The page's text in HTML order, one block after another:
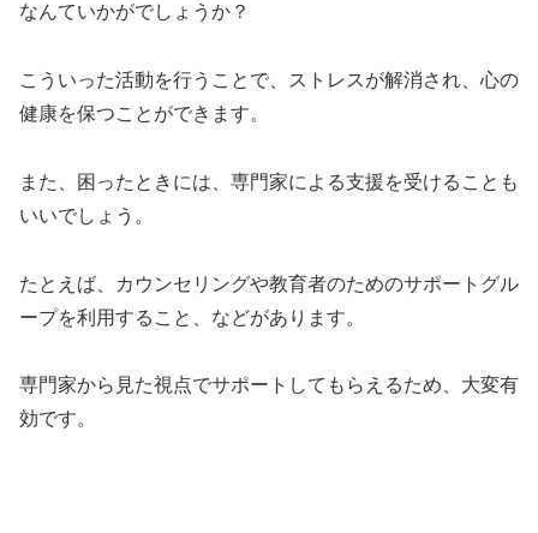
なんていかがでしょうか？
こういった活動を行うことで、ストレスが解消され、心の
健康を保つことができます。
また、困ったときには、専門家による支援を受けることも
いいでしょう。
たとえば、カウンセリングや教育者のためのサポートグル
ープを利用すること、などがあります。
専門家から見た視点でサポートしてもらえるため、大変有
効です。